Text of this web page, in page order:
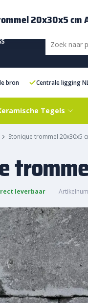
bron Centrale ligging
Tegels
Stonique trommel 20x30x5
leverbaar
20x30x5 cm